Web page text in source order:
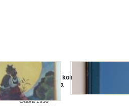
Matkamiehet : kolmen lapsen
seikkailumatka
Otava 1958